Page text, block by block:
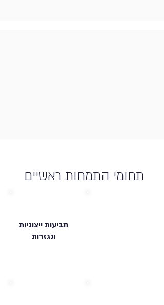
תחומי התמחות ראשיים
תביעות ייצוגיות
ונגזרות